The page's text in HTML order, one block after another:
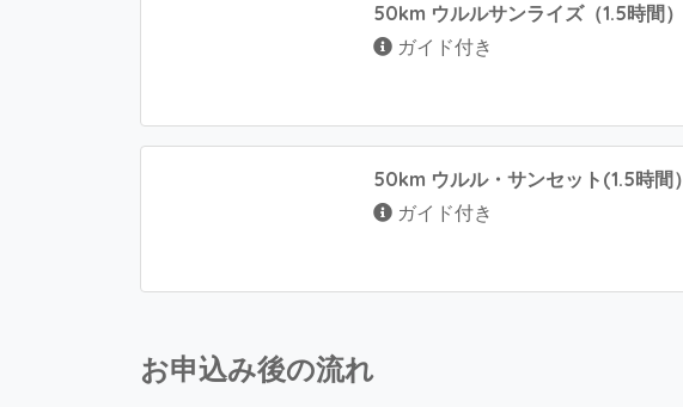
50km ウルルサンライズ（1.5時間）
ガイド付き
50km ウルル・サンセット(1.5時間）
ガイド付き
お申込み後の流れ